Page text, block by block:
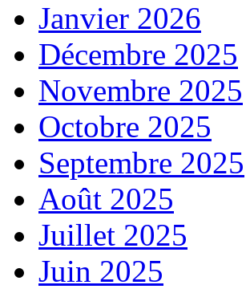
Janvier 2026
Décembre 2025
Novembre 2025
Octobre 2025
Septembre 2025
Août 2025
Juillet 2025
Juin 2025